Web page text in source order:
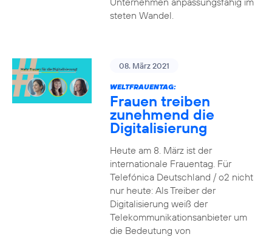
steten Wandel.
08. März 2021
WELTFRAUENTAG:
Frauen treiben
zunehmend die
Digitalisierung
Heute am 8. März ist der
internationale Frauentag. Für
Telefónica Deutschland / o2 nicht
nur heute: Als Treiber der
Digitalisierung weiß der
Telekommunikationsanbieter um
die Bedeutung von